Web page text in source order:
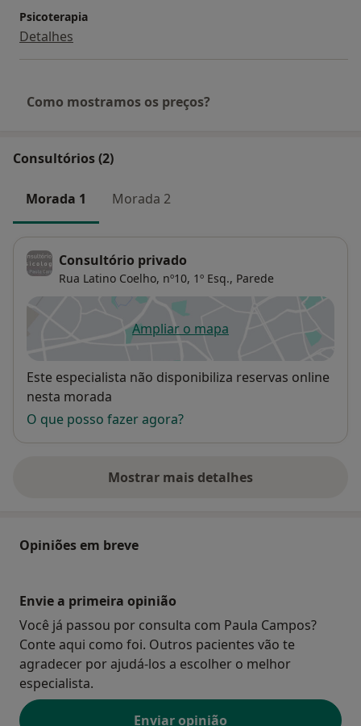
Psicoterapia
Detalhes
Como mostramos os preços?
Consultórios (2)
Morada 1 Morada 2
Consultório privado
Rua Latino Coelho, nº10, 1º Esq., Parede
Ampliar o mapaabre num novo separador
Disponibilidade
Este especialista não disponibiliza reservas online
nesta morada
O que posso fazer agora?
Mostrar mais detalhes
sobre o endereço
Opiniões em breve
Envie a primeira opinião
Você já passou por consulta com Paula Campos?
Conte aqui como foi. Outros pacientes vão te
agradecer por ajudá-los a escolher o melhor
especialista.
Enviar opinião